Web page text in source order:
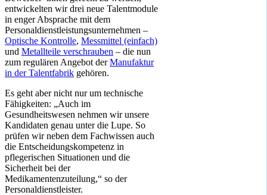
entwickelten wir drei neue Talentmodule
in enger Absprache mit dem
Personaldienstleistungsunternehmen –
Optische Kontrolle, Messmittel (einfach)
und Metallteile verschrauben – die nun
zum regulären Angebot derManufaktur
in der Talentfabrik gehören.
Es geht aber nicht nur um technische
Fähigkeiten: „Auch im
Gesundheitswesen nehmen wir unsere
Kandidaten genau unter die Lupe. So
prüfen wir neben dem Fachwissen auch
die Entscheidungskompetenz in
pflegerischen Situationen und die
Sicherheit bei der
Medikamentenzuteilung,“ so der
Personaldienstleister.